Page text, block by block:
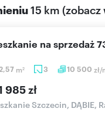
15 km (zobacz
m2 3 10 500 zł/
na sprzedaż
985 zł
Szczecin, DĄBIE,